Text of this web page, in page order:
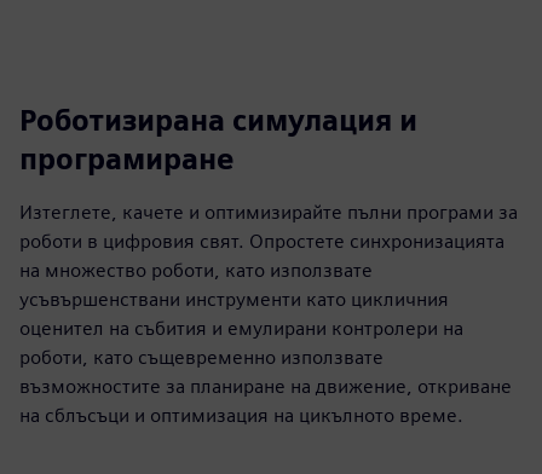
Роботизирана симулация и
програмиране
Изтеглете, качете и оптимизирайте пълни програми за
роботи в цифровия свят. Опростете синхронизацията
на множество роботи, като използвате
усъвършенствани инструменти като цикличния
оценител на събития и емулирани контролери на
роботи, като същевременно използвате
възможностите за планиране на движение, откриване
на сблъсъци и оптимизация на цикълното време.